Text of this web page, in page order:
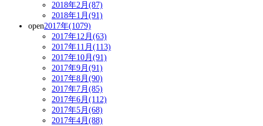
2018年2月(87)
2018年1月(91)
open2017年(1079)
2017年12月(63)
2017年11月(113)
2017年10月(91)
2017年9月(91)
2017年8月(90)
2017年7月(85)
2017年6月(112)
2017年5月(68)
2017年4月(88)